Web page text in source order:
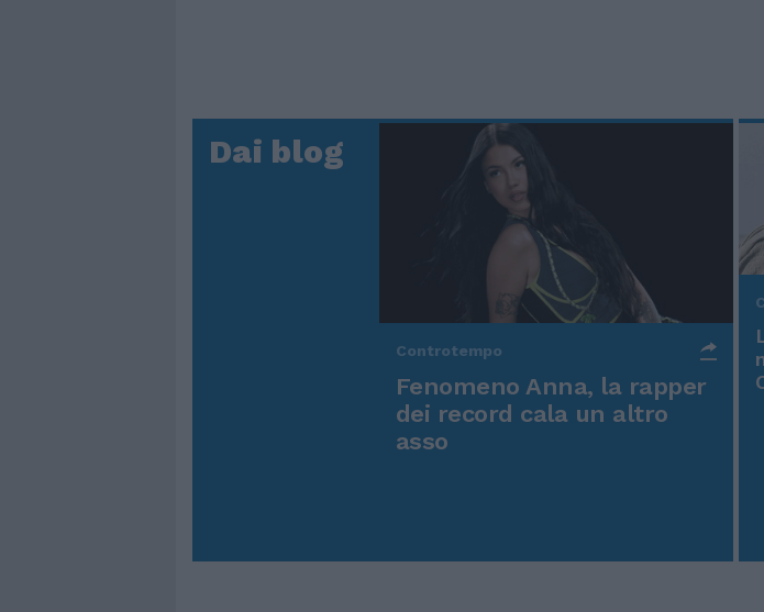
Dai blog
Controtempo
Fenomeno Anna, la rapper
dei record cala un altro
asso